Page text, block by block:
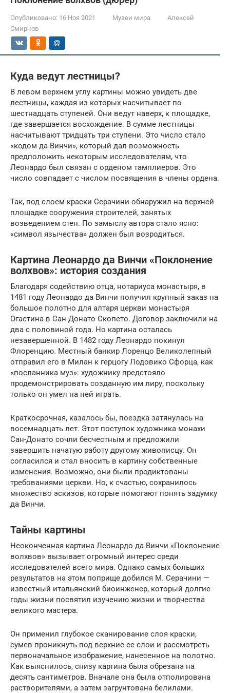
Опубликовано: 16 Ноя 2021 Музеи мира
Алексей
Смирнов
Куда ведут лестницы?
В левом верхнем углу картины можно увидеть две
лестницы, каждая из которых насчитывает по
шестнадцать ступеней. Они ведут наверх, к площадке,
где завершается восхождение. В сумме лестницы
насчитывают тридцать три ступени. Это число стало
«кодом да Винчи», который дал возможность
предположить некоторым исследователям, что
Леонардо был связан с орденом тамплиеров. Это
число совпадает с числом посвящения в члены ордена.
Так, под слоем краски Серачини обнаружил на верхней
площадке сооружения строителей, занятых
возведением стен. По замыслу автора стало ясно:
«символ язычества» должен был возродиться.
Картина Леонардо да Винчи «Поклонение
волхвов»: история создания
Благодаря содействию отца, нотариуса монастыря, в
1481 году Леонардо да Винчи получил крупный заказ на
большое полотно для алтаря церкви монастыря
Огастина в Сан-Донато Скопето. Договор заключили на
два с половиной года. Но картина осталась
незавершенной. В 1482 году Леонардо покинул
Флоренцию. Местный банкир Лоренцо Великолепный
отправил его в Милан к герцогу Лодовико Сфорца, как
«посланника муз»: художнику предстояло
продемонстрировать созданную им лиру, поскольку
только он умел на ней играть.
Краткосрочная, казалось бы, поездка затянулась на
восемнадцать лет. Этот поступок художника монахи
Сан-Донато сочли бесчестным и предложили
завершить начатую работу другому живописцу. Он
согласился и стал вносить в картину собственные
изменения. Возможно, они были продиктованы
требованиями церкви. Но, к счастью, сохранилось
множество эскизов, которые помогают понять задумку
да Винчи.
Тайны картины
Неоконченная картина Леонардо да Винчи «Поклонение
волхвов» вызывает огромный интерес среди
исследователей всего мира. Однако самых больших
результатов на этом поприще добился М. Серачини —
известный итальянский биоинженер, который долгие
годы жизни посвятил изучению жизни и творчества
великого мастера.
Он применил глубокое сканирование слоя краски,
сумев проникнуть под верхние ее слои и рассмотреть
первоначальное изображение, нанесенное на полотно.
Как выяснилось, снизу картина была обрезана на
десять сантиметров. Вначале она была отполирована
растворителями, а затем загрунтована белилами.